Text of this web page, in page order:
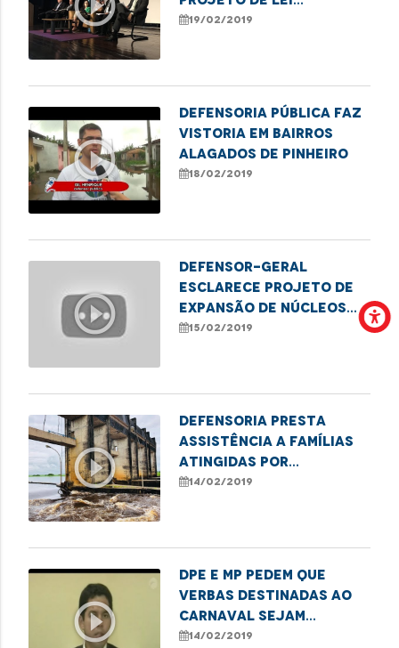
Anticrime
19/02/2019
play_circle_outline
Defensoria Pública faz
vistoria em bairros
alagados de Pinheiro
18/02/2019
play_circle_outline
Defensor-geral
esclarece projeto de
expansão de núcleos
ecológicos e
15/02/2019
play_circle_outline
Defensoria presta
assistência a famílias
atingidas por
rompimento de
14/02/2019
play_circle_outline
DPE e MP pedem que
verbas destinadas ao
Carnaval sejam
encaminhadas à saúde
14/02/2019